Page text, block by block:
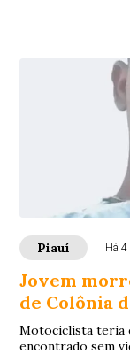
Piauí Há 4
Jovem
de Colônia
Motociclista teria
encontrado sem